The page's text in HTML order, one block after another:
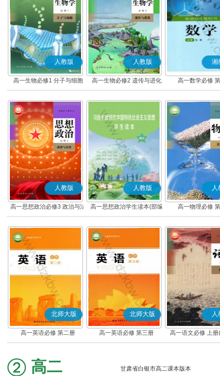
人教版
高一生物必修1 分子与细胞
人教版
高一生物必修2 遗传与进化
湘
高一数学必修
人教版
高一思想政治必修3 政治与法
治(部编版)
人教版
高一思想政治学生读本(部编
版)
人
高一物理必修
北师大版
高一英语必修 第二册
北师大版
高一英语必修 第三册
人
高一语文必修 上
高二 甘肃省白银市高二课本版本